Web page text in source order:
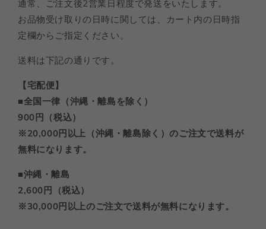
通常、ご注文後2営業日程度で発送をいたします。
お品物受け取りの日時に関しては、カート内の日時指
定欄からご指定ください。
送料は下記の通りです。
【宅配便】
■全国一律（沖縄・離島を除く）
900円（税込）
※20,000円以上（沖縄・離島除く）のご注文で送料が
無料になります。
■沖縄・離島
2,600円（税込）
※30,000円以上のご注文で送料が無料になります。